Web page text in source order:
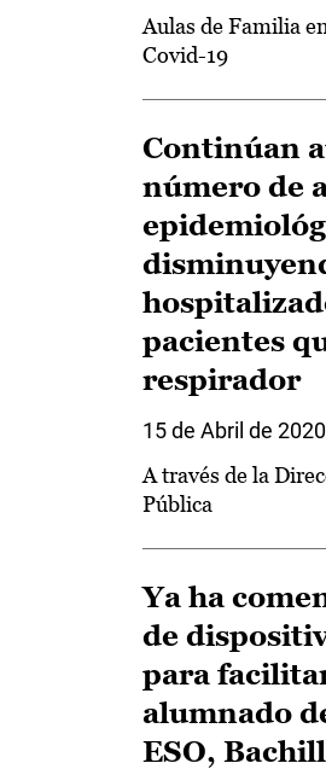
Aulas de Familia
Covid-19
Continúan
número de
pacientes
respirador
15 de Abril de 2020
A través de la
Pública
Ya ha
de
para
alumnado
ESO,